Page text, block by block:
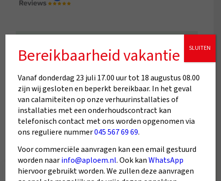
Fijn en goed personeel. Werken netjes
Bereikbaarheid vakantie
Vanaf donderdag 23 juli 17.00 uur tot 18 augustus 08.00
zijn wij gesloten en beperkt bereikbaar. In het geval
van calamiteiten op onze verhuurinstallaties of
installaties met een onderhoudscontract kan
telefonisch contact met ons worden opgenomen via
ons reguliere nummer045 567 69 69.
Voor commerciële aanvragen kan een email gestuurd
worden naarinfo@aploem.nl. Ook kanWhatsApp
hiervoor gebruikt worden. We zullen deze aanvragen
SLUITEN